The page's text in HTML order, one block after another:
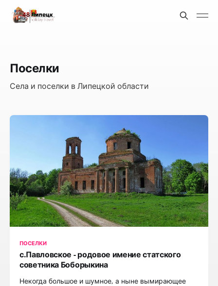
Поселки
Села и поселки в Липецкой области
ПОСЕЛКИ
с.Павловское - родовое имение статского
советника Боборыкина
Некогда большое и шумное, а ныне вымирающее